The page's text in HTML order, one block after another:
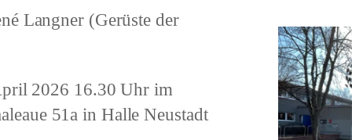
Langner (Gerüste der
2026 16.30 Uhr im
51a in Halle Neustadt